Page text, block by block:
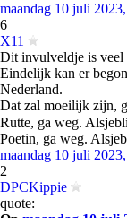
maandag 10 juli
6
X11
Dit invulveldje is veel
Eindelijk kan er
Nederland.
Dat zal moeilijk zijn,
Rutte, ga weg.
Poetin, ga weg.
maandag 10 juli
2
DPCKippie
quote: